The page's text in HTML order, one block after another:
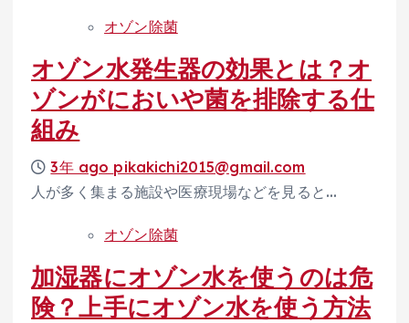
オゾン除菌
オゾン水発生器の効果とは？オ
ゾンがにおいや菌を排除する仕
組み
3年 ago pikakichi2015@gmail.com
人が多く集まる施設や医療現場などを見ると…
オゾン除菌
加湿器にオゾン水を使うのは危
険？上手にオゾン水を使う方法